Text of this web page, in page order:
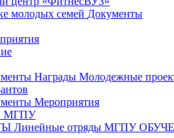
молодых семей Документы
Награды Молодежные
Мероприятия
МГПУ
Линейные отряды МГПУ